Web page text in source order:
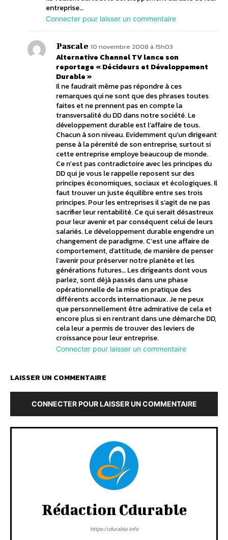
entreprise…
Connecter pour laisser un commentaire
Pascale 10 novembre 2008 à 15h03
Alternative Channel TV lance son
reportage « Décideurs et Développement
Durable »
Il ne faudrait même pas répondre à ces
remarques qui ne sont que des phrases toutes
faites et ne prennent pas en compte la
transversalité du DD dans notre société. Le
développement durable est l’affaire de tous.
Chacun à son niveau. Evidemment qu’un dirigeant
pense à la pérenité de son entreprise, surtout si
cette entreprise employe beaucoup de monde.
Ce n’est pas contradictoire avec les principes du
DD qui je vous le rappelle reposent sur des
principes économiques, sociaux et écologiques. Il
faut trouver un juste équilibre entre ses trois
principes. Pour les entreprises il s’agit de ne pas
sacrifier leur rentabilité. Ce qui serait désastreux
pour leur avenir et par conséquent celui de leurs
salariés. Le développement durable engendre un
changement de paradigme. C’est une affaire de
comportement, d’attitude, de manière de penser
l’avenir pour préserver notre planète et les
générations futures… Les dirigeants dont vous
parlez, sont déjà passés dans une phase
opérationnelle de la mise en pratique des
différents accords internationaux. Je ne peux
que personnellement être admirative de cela et
encore plus si en rentrant dans une démarche DD,
cela leur a permis de trouver des leviers de
croissance pour leur entreprise.
Connecter pour laisser un commentaire
LAISSER UN COMMENTAIRE
CONNECTER POUR LAISSER UN COMMENTAIRE
Rédaction Cdurable
https:/cdurable.info